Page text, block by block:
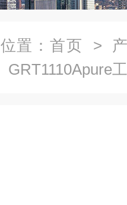
置： 首页 >
GRT1110Apure